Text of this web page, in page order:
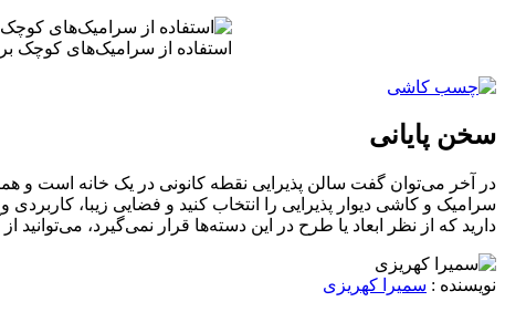
استفاده از سرامیک‌های کوچک
سخن پایانی
در آخر می‌توان گفت سالن پذیرایی نقطه کانونی در یک خانه است و
سرامیک و کاشی دیوار پذیرایی را انتخاب کنید و فضایی زیبا،
دارید که از نظر ابعاد یا طرح در این دسته‌ها قرار نمی‌گیرد،
نویسنده : سمیرا کهریزی